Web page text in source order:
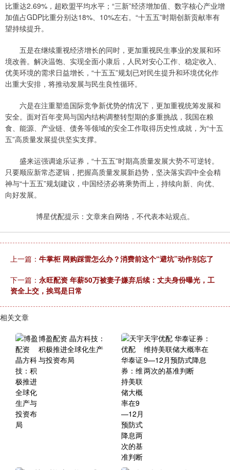
比重达2.69%，超欧盟平均水平；“三新”经济增加值、数字核心产业增
加值占GDP比重分别达18%、10%左右。“十五五”时期创新贡献率有
望持续提升。
五是在继续重视经济增长的同时，更加重视民生事业的发展和环
境改善。解决温饱、实现全面小康后，人民对安心工作、稳定收入、
优美环境的需求日益增长，“十五五”规划已对民生提升和环境优化作
出重大安排，将推动发展与民生良性循环。
六是在注重塑造国际竞争新优势的情况下，更加重视统筹发展和
安全。面对百年变局与国内结构调整转型期的多重挑战，我国在粮
食、能源、产业链、债务等领域的安全工作取得历史性成就，为“十五
五”高质量发展提供坚实支撑。
盛来运强调途乐证券，“十五五”时期高质量发展大势不可逆转。
只要顺应新常态逻辑，把握高质量发展新趋势，坚决落实四中全会精
神与“十五五”规划建议，中国经济必将乘势而上，持续向新、向优、
向好发展。
博星优配提示：文章来自网络，不代表本站观点。
上一篇： 牛掌柜 网购踩雷怎么办？消费前这个“避坑”动作别忘了
下一篇： 永旺配资 年薪50万被妻子嫌弃后续：丈夫身份曝光，工
资全上交，挨骂是日常
相关文章
博盈配资 晶方科技：
积极推进全球化生产
与投资布局
天宇优配 华泰证券：
维持美联储大概率在
9—12月预防式降息
两次的基准判断